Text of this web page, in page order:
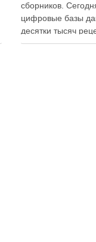
сборников.
цифровые базы
десятки тысяч
стран мира, с